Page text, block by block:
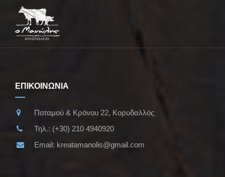
ΕΠΙΚΟΙΝΩΝΙΑ
Ποταμού & Κρόνου 22, Κορυδαλλός
Τηλ.: (+30) 210 4940920
Email: kreatamanolis@gmail.com